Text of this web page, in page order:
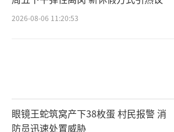
2026-08-06 11:20:53
眼镜王蛇筑窝产下38枚蛋 村民报警 消
防员迅速处置威胁